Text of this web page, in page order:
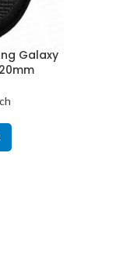
Galaxy